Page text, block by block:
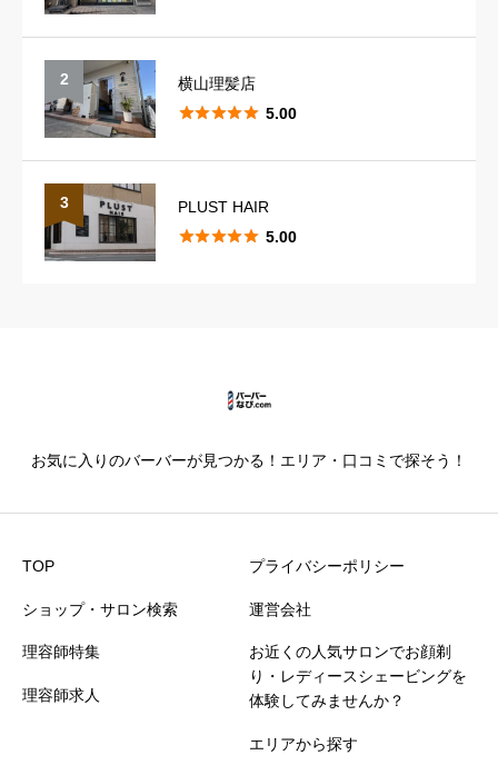
星の数をお選びください  
スタイリングのレパートリー
星の数をお選びください  

仕上がり満足度 必須
価格満足度
 
2
横山理髪店
 5.00
3
PLUST HAIR
 5.00
お気に入りのバーバーが見つかる！エリア・口コミで探そう！
TOP
ショップ・サロン検索
理容師特集
理容師求人
プライバシーポリシー
運営会社
お近くの人気サロンでお顔剃
り・レディースシェービングを
体験してみませんか？
エリアから探す